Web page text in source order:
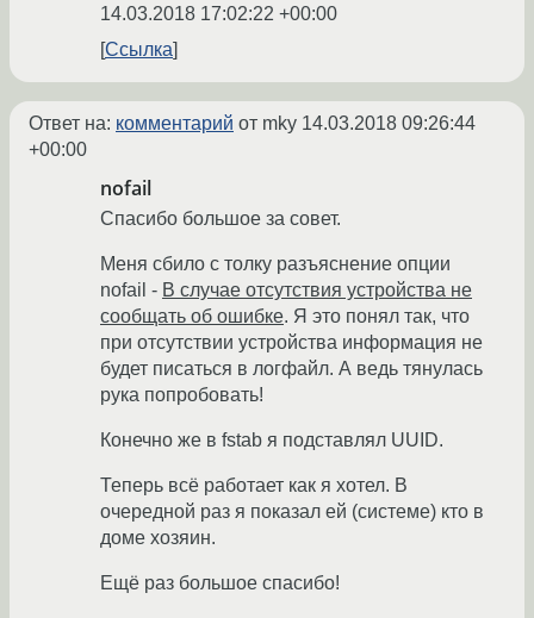
14.03.2018 17:02:22 +00:00
Ссылка
Ответ на: комментарий от mky 14.03.2018 09:26:44
+00:00
nofail
Спасибо большое за совет.
Меня сбило с толку разъяснение опции
nofail - В случае отсутствия устройства не
сообщать об ошибке. Я это понял так, что
при отсутствии устройства информация не
будет писаться в логфайл. А ведь тянулась
рука попробовать!
Конечно же в fstab я подставлял UUID.
Теперь всё работает как я хотел. В
очередной раз я показал ей (системе) кто в
доме хозяин.
Ещё раз большое спасибо!